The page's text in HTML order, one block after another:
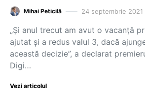
Mihai Peticilă 24 septembrie 2021
„Și anul trecut am avut o vacanță
ajutat și a redus valul 3, dacă
această decizie”, a declarat
Digi…
Vezi articolul